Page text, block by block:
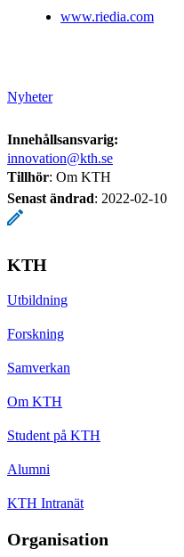
www.riedia.com
Nyheter
Innehållsansvarig:
innovation@kth.se
Tillhör: Om KTH
Senast ändrad: 2022-02-10
KTH
Utbildning
Forskning
Samverkan
Om KTH
Student på KTH
Alumni
KTH Intranät
Organisation